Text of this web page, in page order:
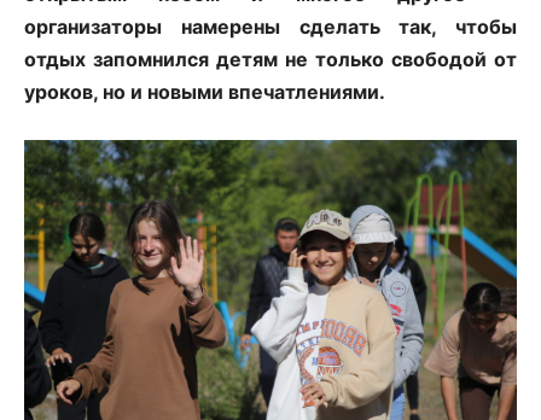
организаторы намерены сделать так, чтобы
отдых запомнился детям не только свободой от
уроков, но и новыми впечатлениями.